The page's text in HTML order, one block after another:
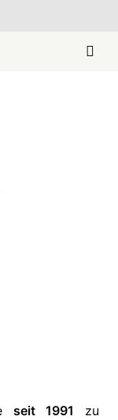
seit 1991
zu